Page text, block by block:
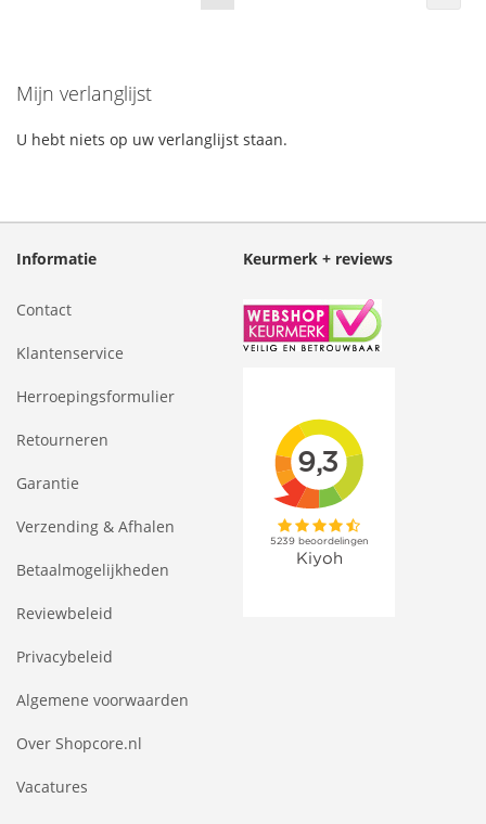
Mijn verlanglijst
U hebt niets op uw verlanglijst staan.
Informatie
Contact
Klantenservice
Herroepingsformulier
Retourneren
Garantie
Verzending & Afhalen
Betaalmogelijkheden
Reviewbeleid
Privacybeleid
Algemene voorwaarden
Over Shopcore.nl
Vacatures
Keurmerk + reviews